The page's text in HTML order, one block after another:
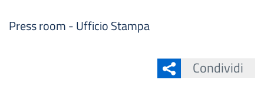
Press room - Ufficio Stampa
Condividi